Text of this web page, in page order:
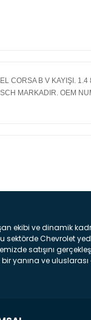
CORSA B V KAYIŞI.
MARKADIR. OEM
ekibi ve dinamik
sektörde Chevrolet
satışını
yanına ve
: Aracınızın ön
parçadır . Fren